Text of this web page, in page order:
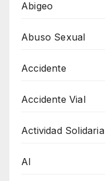
Abigeo
Abuso Sexual
Accidente
Accidente Vial
Actividad Solidaria
AI